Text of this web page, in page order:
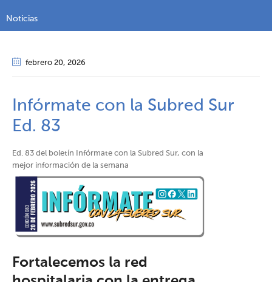
Noticias
febrero 20, 2026
Infórmate con la Subred Sur
Ed. 83
Ed. 83 del boletín Infórmate con la Subred Sur, con la
mejor información de la semana
Fortalecemos la red